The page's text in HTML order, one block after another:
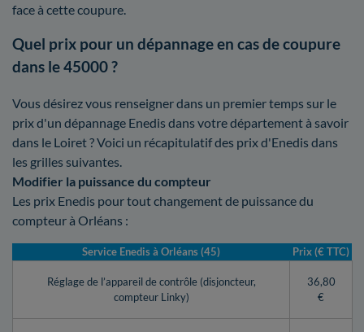
face à cette coupure.
Quel prix pour un dépannage en cas de coupure
dans le 45000 ?
Vous désirez vous renseigner dans un premier temps sur le
prix d'un dépannage Enedis dans votre département à savoir
dans le Loiret ? Voici un récapitulatif des prix d'Enedis dans
les grilles suivantes.
Modifier la puissance du compteur
Les prix Enedis pour tout changement de puissance du
compteur à Orléans :
Service Enedis à Orléans (45) Prix (€ TTC)
Réglage de l’appareil de contrôle (disjoncteur,
compteur Linky)
36,80
€